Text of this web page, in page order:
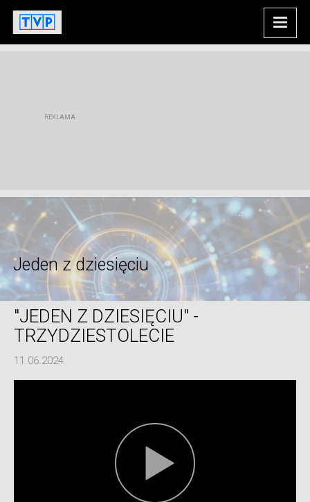
Jeden z dziesięciu
"JEDEN Z DZIESIĘCIU" -
TRZYDZIESTOLECIE
11.06.2024